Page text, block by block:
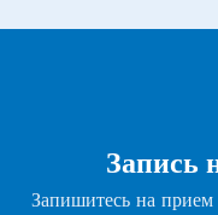
Запись
Запишитесь на